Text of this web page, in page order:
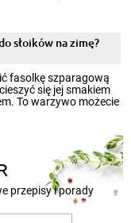
nimi oko w sezonie
cieplejszych
słoików ze
zachować świeżość
słoików na zimę?
fasolkę szparagową
się jej smakiem
To warzywo możecie
przepisy i porady